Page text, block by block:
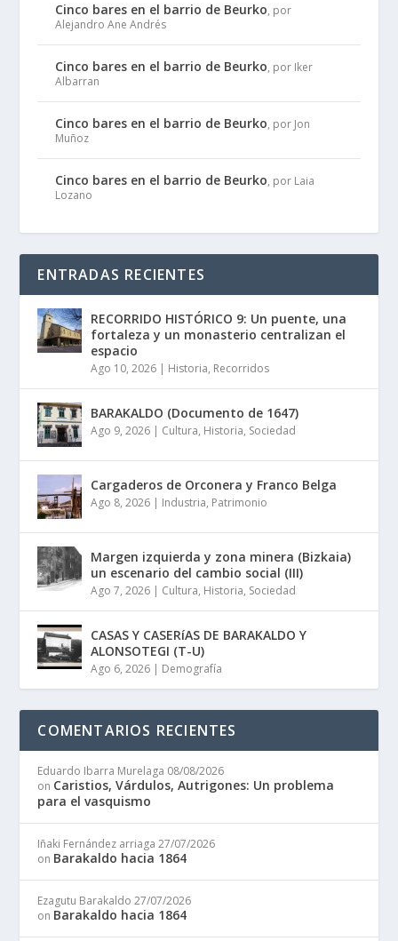
Cinco bares en el barrio de Beurko, por
Alejandro Ane Andrés
Cinco bares en el barrio de Beurko, por Iker
Albarran
Cinco bares en el barrio de Beurko, por Jon
Muñoz
Cinco bares en el barrio de Beurko, por Laia
Lozano
ENTRADAS RECIENTES
RECORRIDO HISTÓRICO 9: Un puente, una
fortaleza y un monasterio centralizan el
espacio
Ago 10, 2026 | Historia, Recorridos
BARAKALDO (Documento de 1647)
Ago 9, 2026 | Cultura, Historia, Sociedad
Cargaderos de Orconera y Franco Belga
Ago 8, 2026 | Industria, Patrimonio
Margen izquierda y zona minera (Bizkaia)
un escenario del cambio social (III)
Ago 7, 2026 | Cultura, Historia, Sociedad
CASAS Y CASERíAS DE BARAKALDO Y
ALONSOTEGI (T-U)
Ago 6, 2026 | Demografía
COMENTARIOS RECIENTES
Eduardo Ibarra Murelaga 08/08/2026
on Caristios, Várdulos, Autrigones: Un problema
para el vasquismo
Iñaki Fernández arriaga 27/07/2026
on Barakaldo hacia 1864
Ezagutu Barakaldo 27/07/2026
on Barakaldo hacia 1864